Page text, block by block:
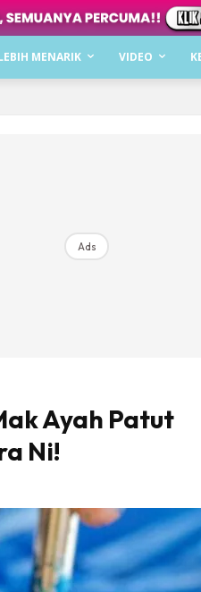
MENARIK VIDEO
Ads
Ayah Patut
Ni!